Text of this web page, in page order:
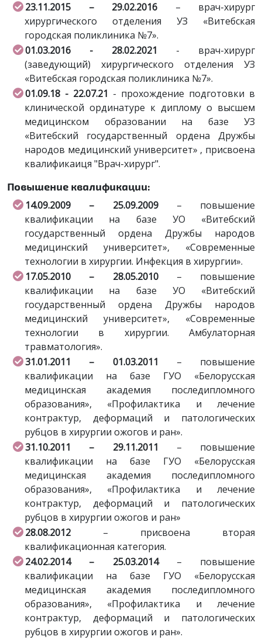
23.11.2015 – 29.02.2016 – врач-хирург
хирургического отделения УЗ «Витебская
городская поликлиника №7».
01.03.2016 - 28.02.2021 - врач-хирург
(заведующий) хирургического отделения УЗ
«Витебская городская поликлиника №7».
01.09.18 - 22.07.21 - прохождение подготовки в
клинической ординатуре к диплому о высшем
медицинском образовании на базе УЗ
«Витебский государственный ордена Дружбы
народов медицинский университет» , присвоена
квалификаиця "Врач-хирург".
Повышение квалификации:
14.09.2009 – 25.09.2009 – повышение
квалификации на базе УО «Витебский
государственный ордена Дружбы народов
медицинский университет», «Современные
технологии в хирургии. Инфекция в хирургии».
17.05.2010 – 28.05.2010– повышение
квалификации на базе УО «Витебский
государственный ордена Дружбы народов
медицинский университет», «Современные
технологии в хирургии. Амбулаторная
травматология».
31.01.2011 – 01.03.2011 – повышение
квалификации на базе ГУО «Белорусская
медицинская академия последипломного
образования», «Профилактика и лечение
контрактур, деформаций и патологических
рубцов в хирургии ожогов и ран».
31.10.2011 – 29.11.2011 – повышение
квалификации на базе ГУО «Белорусская
медицинская академия последипломного
образования», «Профилактика и лечение
контрактур, деформаций и патологических
рубцов в хирургии ожогов и ран»
28.08.2012 – присвоена вторая
квалификационная категория.
24.02.2014 – 25.03.2014– повышение
квалификации на базе ГУО «Белорусская
медицинская академия последипломного
образования», «Профилактика и лечение
контрактур, деформаций и патологических
рубцов в хирургии ожогов и ран».